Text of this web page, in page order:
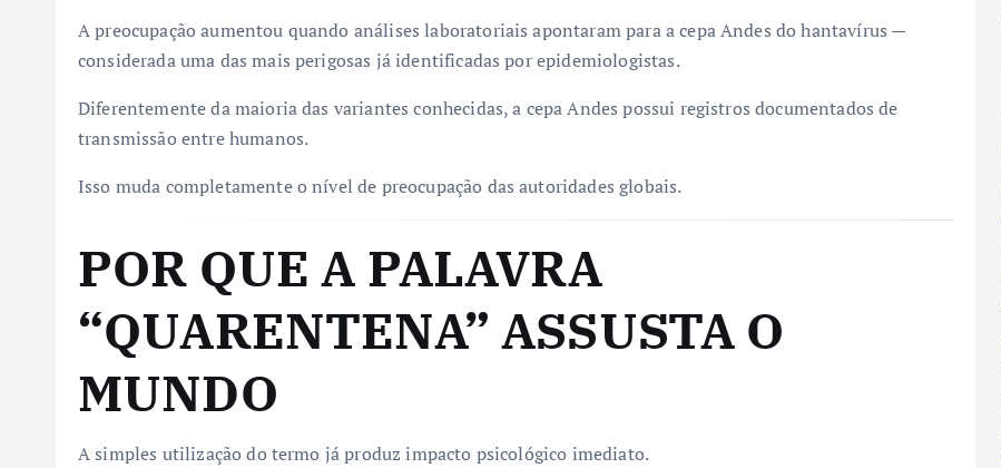
A preocupação aumentou quando análises laboratoriais apontaram para a cepa Andes do hantavírus —
considerada uma das mais perigosas já identificadas por epidemiologistas.
Diferentemente da maioria das variantes conhecidas, a cepa Andes possui registros documentados de
transmissão entre humanos.
Isso muda completamente o nível de preocupação das autoridades globais.
POR QUE A PALAVRA
“QUARENTENA” ASSUSTA O
MUNDO
A simples utilização do termo já produz impacto psicológico imediato.